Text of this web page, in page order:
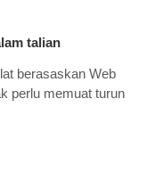
talian
berasaskan Web
perlu memuat turun